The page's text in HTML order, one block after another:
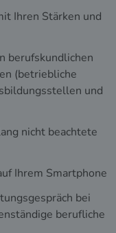
Ihren Stärken und
berufskundlichen
(betriebliche
und
nicht beachtete
Ihrem Smartphone
bei
berufliche